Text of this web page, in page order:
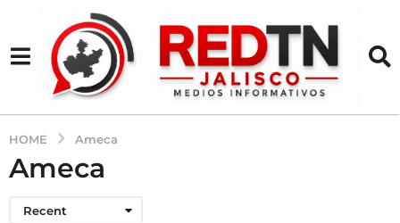
HOME Ameca
Ameca
Recent